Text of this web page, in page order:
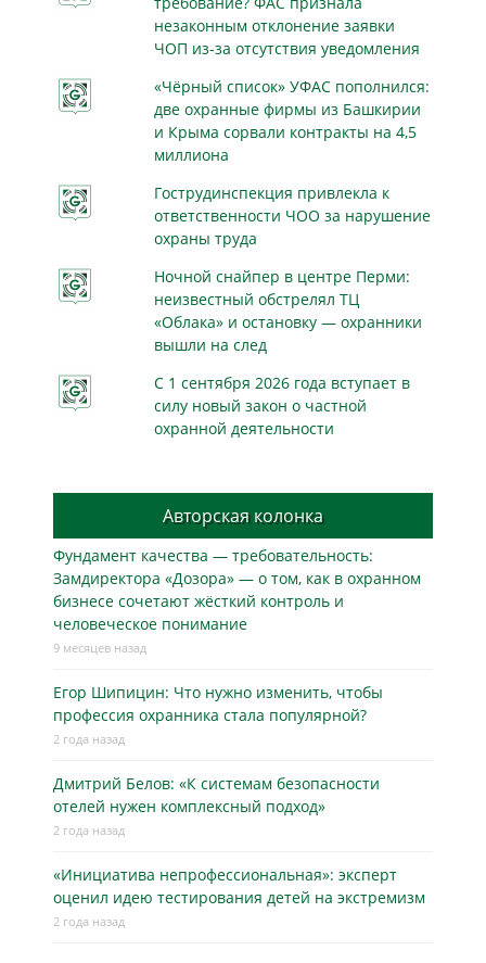
незаконным отклонение заявки
ЧОП из-за отсутствия уведомления
«Чёрный список» УФАС пополнился:
две охранные фирмы из Башкирии
и Крыма сорвали контракты на 4,5
миллиона
Гострудинспекция привлекла к
ответственности ЧОО за нарушение
охраны труда
Ночной снайпер в центре Перми:
неизвестный обстрелял ТЦ
«Облака» и остановку — охранники
вышли на след
С 1 сентября 2026 года вступает в
силу новый закон о частной
охранной деятельности
Авторская колонка
Фундамент качества — требовательность:
Замдиректора «Дозора» — о том, как в охранном
бизнесe сочетают жёсткий контроль и
человеческое понимание
9 месяцев назад
Егор Шипицин: Что нужно изменить, чтобы
профессия охранника стала популярной?
2 года назад
Дмитрий Белов: «К системам безопасности
отелей нужен комплексный подход»
2 года назад
«Инициатива непрофессиональная»: эксперт
оценил идею тестирования детей на экстремизм
2 года назад